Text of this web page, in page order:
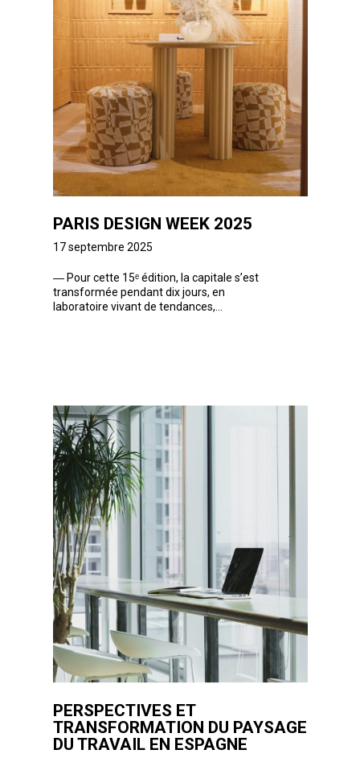
PARIS DESIGN WEEK 2025
17 septembre 2025
― Pour cette 15ᵉ édition, la capitale s’est
transformée pendant dix jours, en
laboratoire vivant de tendances,...
PERSPECTIVES ET
TRANSFORMATION DU PAYSAGE
DU TRAVAIL EN ESPAGNE